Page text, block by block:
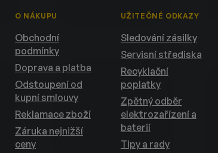
O NÁKUPU
Obchodní
podmínky
Doprava a platba
Odstoupení od
kupní smlouvy
Reklamace zboží
Záruka nejnižší
ceny
UŽITEČNÉ ODKAZY
Sledování zásilky
Servisní střediska
Recyklační
poplatky
Zpětný odběr
elektrozařízení a
baterií
Tipy a rady